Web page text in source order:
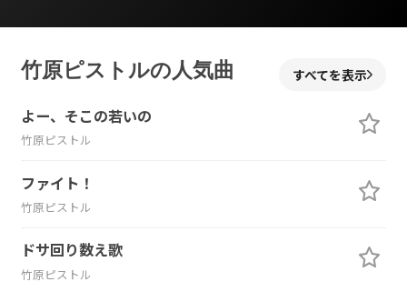
竹原ピストルの人気曲 すべてを表示
よー、そこの若いの
竹原ピストル
ファイト！
竹原ピストル
ドサ回り数え歌
竹原ピストル